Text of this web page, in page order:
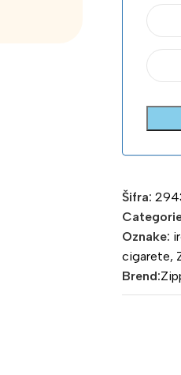
Šifra:
Oznake:
cigarete,
Brend: